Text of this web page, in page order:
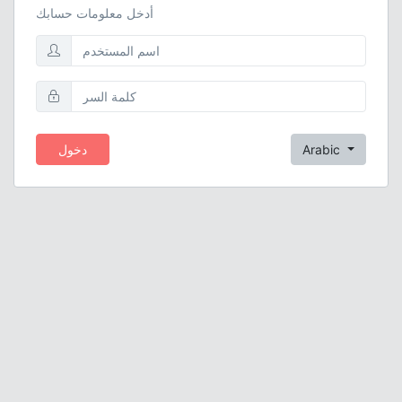
أدخل معلومات حسابك
دخول Arabic